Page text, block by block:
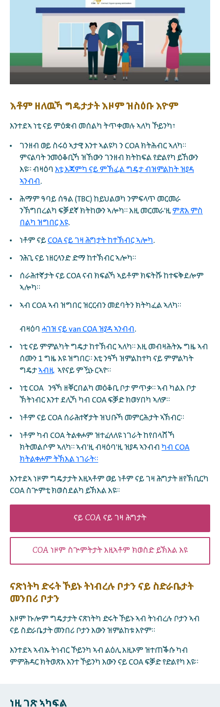
Play
እቶም ዘለዉኻ ግዴታታት እዞም ዝስዕቡ እዮም
እንተደኣ ነቲ ናይ ምዕቋብ መሰልካ ትጥቀመሉ ኣለካ ኾይንካ፣
ገንዘብ ወይ ስሩዕ ኣታዊ እንተ ኣልዩካ ን COA ክትሕብር ኣለካ።
ምናልባት ንመዕቆቢኻ ዝኸውን ገንዘብ ክትከፍል የድልየካ ይኸውን
እዩ። ብዛዕባ እቲ እጃምካ ናይ ምኽፈል ግዴታ ብዝምልከት ዝያዳ
ኣንብብ.
ሕማም ዓባይ ሰዓል (TBC) ከይህልወካ ንምፍላጥ መርመራ
ንኽግበረልካ ፍቓደኛ ክትከውን ኣሎካ። እዚ መርመራ'ዚምጽእ ምስ
በልካ ዝግበር እዩ.
ነቶም ናይCOA ናይ ገዛ ሕግታት ከተኽብር ኣሎካ.
ንሕጊ ናይ ነዘርላንድ ድማ ከተኽብር ኣሎካ።
ሰራሕተኛታት ናይ COA ናብ ክፍልኻ ኣይቶም ክፍትሹ ከተፍቅደሎም
ኣሎካ።
ኣብ COA ኣብ ዝግበር ዝርርብን መደባትን ክትካፈል ኣለካ።
ብዛዕባ ሓገዝ ናይ van COA ዝያዳ ኣንብብ.
ነቲ ናይ ምምልካት ግዴታ ከተኽብር ኣለካ። እዚ መብዛሕትኡ ግዜ ኣብ
ሰሙን 1 ግዜ እዩ ዝግበር። እቲ ንዓኻ ዝምልከተካ ናይ ምምልካት
ግዴታኣብዚ ኣየናይ ምዃኑ ርኣዮ።
ነቲ COA ንዓኻ ዘቐርበልካ መዕቆቢ ቦታ ምጥቃ። ኣብ ካልእ ቦታ
ኽትነብር እንተ ደሊኻ ካብ COA ፍቓድ ክወሃበካ ኣለዎ።
ነቶም ናይ COA ሰራሕተኛታት ዝህቡኻ መምርሕታት ኣኽብር።
ነቶም ካብ COA ትልቀሖም ዝተፈላለዩ ነገራት ከየበላሸኻ
ክትመልሶም ኣለካ። ኣብ'ዚ ብዛዕባ'ዚ ዝያዳ ኣንብብ ካብ COA
ክትልቀሖም ትኽእል ነገራት።
እንተደኣ ነዞም ግዴታታት እዚኣቶም ወይ ነቶም ናይ ገዛ ሕግታት ዘየኽቢርካ
COA ስጕምቲ ክወስደልካ ይኽእል እዩ።
ናይ COA ናይ ገዛ ሕግታት
COA ነዞም ስጕምትታት እዚኣቶም ክወስድ ይኽእል እዩ
ናጽነትካ ድሩት ኾይኑ ትነብረሉ ቦታን ናይ ስድራቤታት
መንበሪ ቦታን
እዞም ኩሎም ግዴታታት ናጽነትካ ድሩት ኾይኑ ኣብ ትነብረሉ ቦታን ኣብ
ናይ ስድራቤታት መንበሪ ቦታን እውን ዝምልከቱ እዮም።
እንተደኣ ኣብኡ ትነብር ኾይንካ ኣብ ልዕሊ እዚኦም ዝተጠቕሱ ካብ
ምምሕዳር ክትወጽእ እንተ ኾይንካ እውን ናይ COA ፍቓድ የድልየካ እዩ።
ነዚ ገጽ ኣካፍል